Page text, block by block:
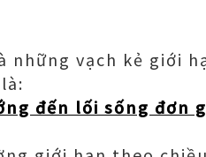
những vạch kẻ giới
đến lối sống đơn